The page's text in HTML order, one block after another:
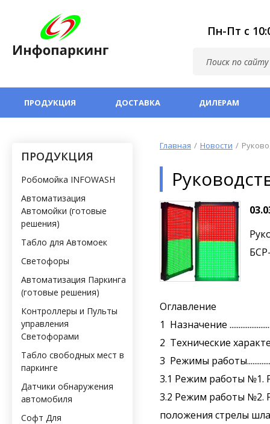
Пн-Пт с
ПРОДУКЦИЯ ДОСТАВКА ДИЛЕРАМ
ПРОДУКЦИЯ
Робомойка INFOWASH
Автоматизация
Автомойки (готовые
решения)
Табло для Автомоек
Светофоры
Автоматизация Паркинга
(готовые решения)
Контроллеры и Пульты
управления
Светофорами
Табло свободных мест в
паркинге
Датчики обнаружения
автомобиля
Софт Для
Главная Новости
Оглавление
1 Назначение
2 Технические
3 Режимы
3.1 Режим работы №1.
3.2 Режим работы №2.
положения стрелы